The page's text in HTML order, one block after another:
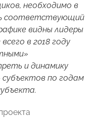
необходимо в
соответствующий
видны лидеры
в 2018 году
и динамику
субъектов по годам